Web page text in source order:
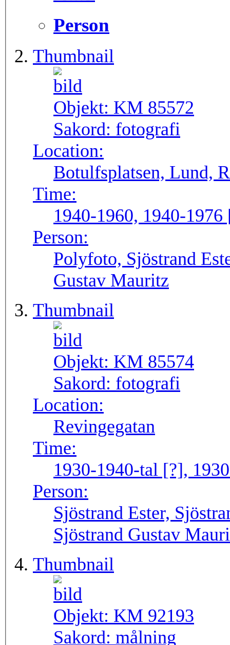
Person
Thumbnail
Objekt: KM 85572
Sakord: fotografi
Location:
Botulfsplatsen, Lund,
Time:
1940-1960, 1940-1976
Person:
Polyfoto, Sjöstrand
Gustav Mauritz
Thumbnail
Objekt: KM 85574
Sakord: fotografi
Location:
Revingegatan
Time:
1930-1940-tal [?],
Person:
Sjöstrand Ester,
Sjöstrand Gustav
Thumbnail
Objekt: KM 92193
Sakord: målning